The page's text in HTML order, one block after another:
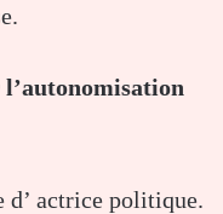
d’ actrice politique.